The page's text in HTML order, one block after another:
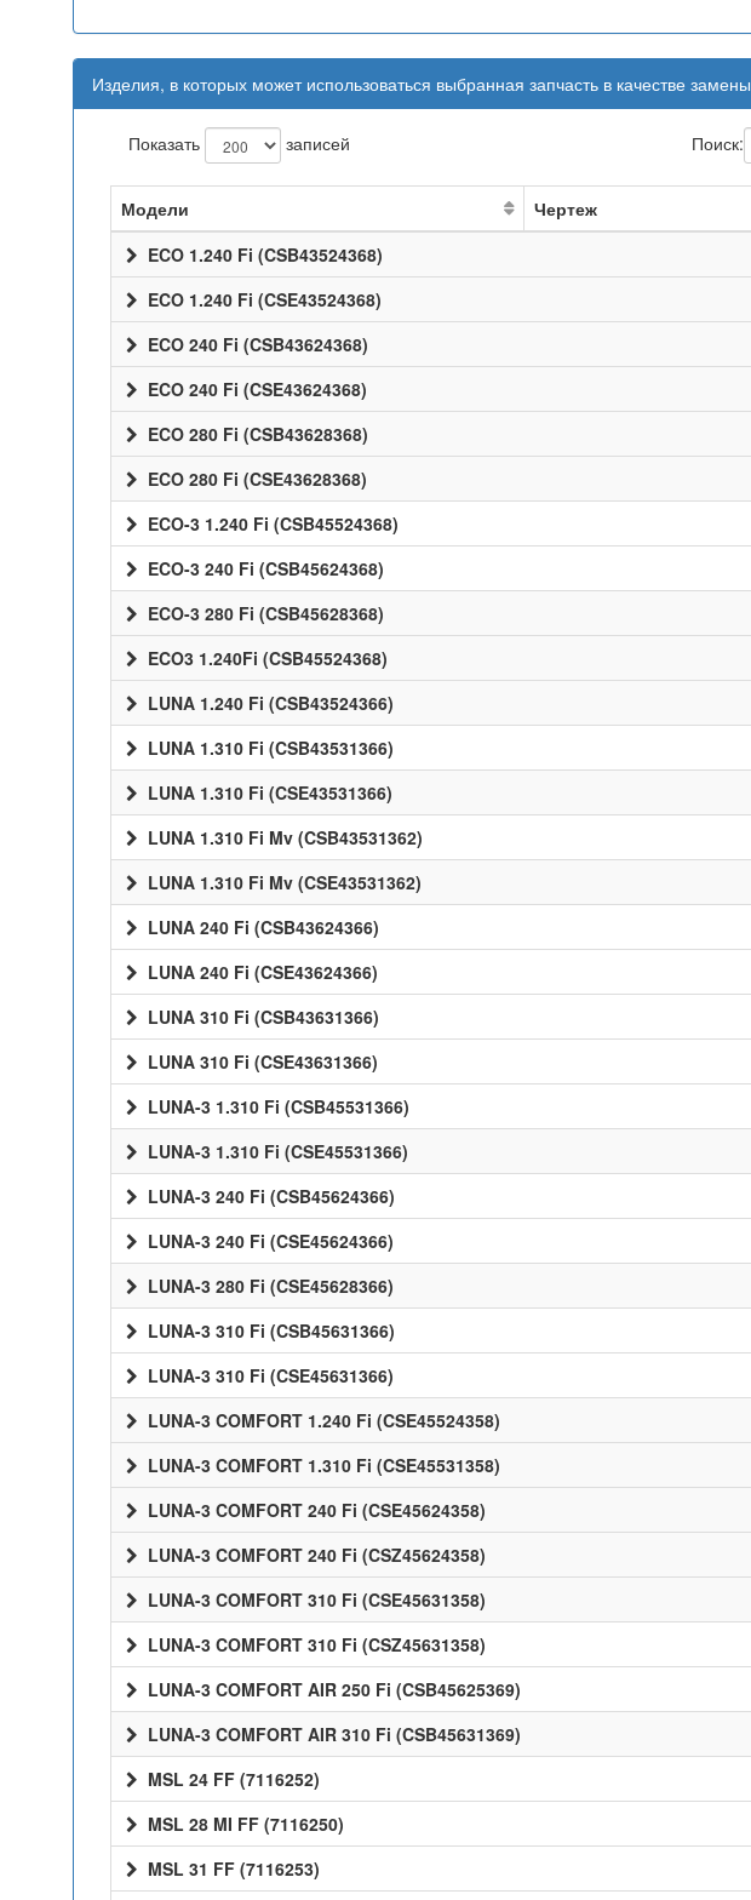
Изделия, в которых может использоваться выбранная запчасть в качестве замены
Показать записей Поиск:
Модели Чертеж
ECO 1.240 Fi (CSB43524368)
ECO 1.240 Fi (CSE43524368)
ECO 240 Fi (CSB43624368)
ECO 240 Fi (CSE43624368)
ECO 280 Fi (CSB43628368)
ECO 280 Fi (CSE43628368)
ECO-3 1.240 Fi (CSB45524368)
ECO-3 240 Fi (CSB45624368)
ECO-3 280 Fi (CSB45628368)
ECO3 1.240Fi (CSB45524368)
LUNA 1.240 Fi (CSB43524366)
LUNA 1.310 Fi (CSB43531366)
LUNA 1.310 Fi (CSE43531366)
LUNA 1.310 Fi Mv (CSB43531362)
LUNA 1.310 Fi Mv (CSE43531362)
LUNA 240 Fi (CSB43624366)
LUNA 240 Fi (CSE43624366)
LUNA 310 Fi (CSB43631366)
LUNA 310 Fi (CSE43631366)
LUNA-3 1.310 Fi (CSB45531366)
LUNA-3 1.310 Fi (CSE45531366)
LUNA-3 240 Fi (CSB45624366)
LUNA-3 240 Fi (CSE45624366)
LUNA-3 280 Fi (CSE45628366)
LUNA-3 310 Fi (CSB45631366)
LUNA-3 310 Fi (CSE45631366)
LUNA-3 COMFORT 1.240 Fi (CSE45524358)
LUNA-3 COMFORT 1.310 Fi (CSE45531358)
LUNA-3 COMFORT 240 Fi (CSE45624358)
LUNA-3 COMFORT 240 Fi (CSZ45624358)
LUNA-3 COMFORT 310 Fi (CSE45631358)
LUNA-3 COMFORT 310 Fi (CSZ45631358)
LUNA-3 COMFORT AIR 250 Fi (CSB45625369)
LUNA-3 COMFORT AIR 310 Fi (CSB45631369)
MSL 24 FF (7116252)
MSL 28 MI FF (7116250)
MSL 31 FF (7116253)